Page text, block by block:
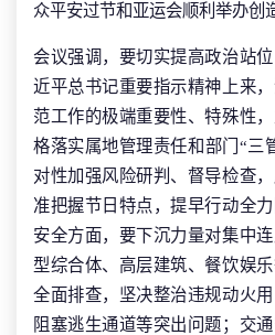
众平安过节和亚运会顺利举办创
会议强调，要切实提高政治站
近平总书记重要指示精神上来
范工作的极端重要性、特殊性
格落实属地管理责任和部门“三
对性加强风险研判、督导检查
准把握节日特点，提早行动全
安全方面，要下沉力量对集中
型综合体、高层建筑、餐饮娱
全面排查，坚决整治违规动火
阻塞逃生通道等突出问题；交